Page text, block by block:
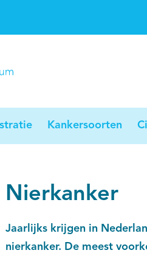
Kankersoorten
Nierkanker
Jaarlijks krijgen in
nierkanker. De meest